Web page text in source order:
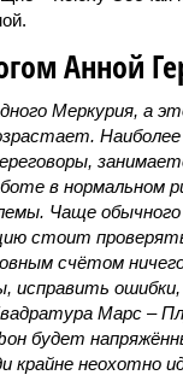
Анной
Меркурия, а
в нормальном
Чаще
стоит
счётом
исправить
Марс –
будет
неохотно